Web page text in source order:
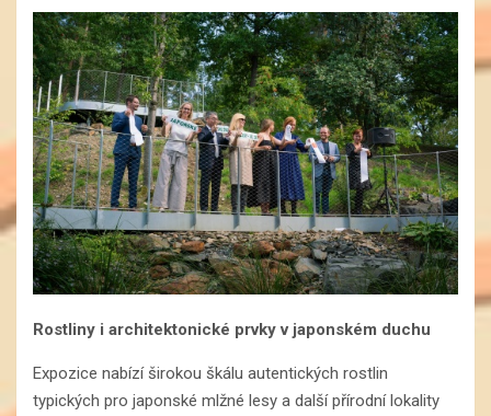
Rostliny i architektonické prvky v japonském duchu
Expozice nabízí širokou škálu autentických rostlin
typických pro japonské mlžné lesy a další přírodní lokality